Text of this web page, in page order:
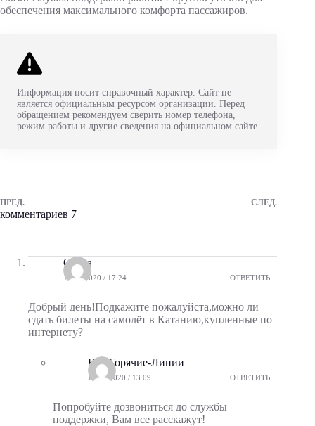
обеспечения максимального комфорта пассажиров.
Информация носит справочный характер. Сайт не
является официальным ресурсом организации. Перед
обращением рекомендуем сверить номер телефона,
режим работы и другие сведения на официальном сайте.
ПРЕД. СЛЕД.
комментариев 7
Ольга
10.03.2020 / 17:24 ОТВЕТИТЬ
Добрый день!Подкажите пожалуйста,можно ли
сдать билеты на самолёт в Катанию,купленные по
интернету?
Все-Горячие-Линии
12.03.2020 / 13:09 ОТВЕТИТЬ
Попробуйте дозвониться до службы
поддержки, Вам все расскажут!